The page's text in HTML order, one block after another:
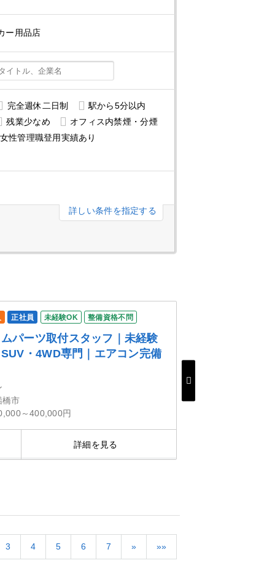
ー用品店
完全週休二日制
駅から5分以内
残業少なめ
オフィス内禁煙・分煙
女性管理職登用実績あり
詳しい条件を指定する
正社員 未経験OK 整備資格不問
パーツ取付スタッフ｜未経験
・4WD専門｜エアコン完備
橋市
～400,000円
詳細を見る
3 4 5 6 7 » »»